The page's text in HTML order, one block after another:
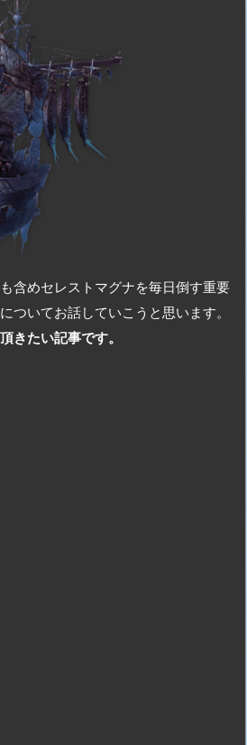
含めセレストマグナを毎日倒す重要
ついてお話していこうと思います。
きたい記事です。